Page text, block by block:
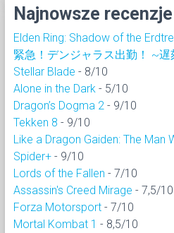
Najnowsze recenzje
Elden Ring: Shadow of the
緊急！デンジャラス出勤！ ~遅
Stellar Blade - 8/10
Alone in the Dark - 5/10
Dragon’s Dogma 2 - 9/10
Tekken 8 - 9/10
Like a Dragon Gaiden: The Man
Spider+ - 9/10
Lords of the Fallen - 7/10
Assassin's Creed Mirage - 7,5/10
Forza Motorsport - 7/10
Mortal Kombat 1 - 8,5/10